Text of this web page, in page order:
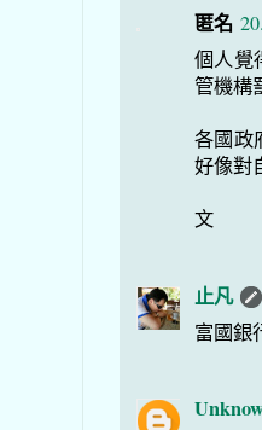
匿名
個人覺
管機構
各國政
好像對
文
止凡
富國銀